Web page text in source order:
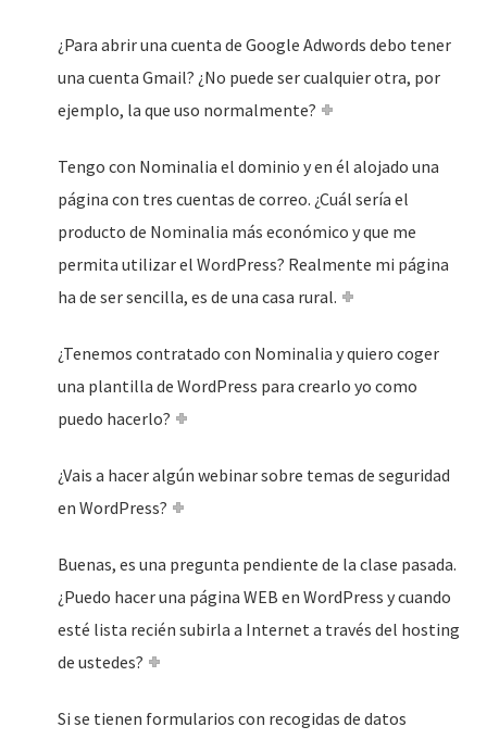
¿Para abrir una cuenta de Google Adwords debo tener
una cuenta Gmail? ¿No puede ser cualquier otra, por
ejemplo, la que uso normalmente?
Tengo con Nominalia el dominio y en él alojado una
página con tres cuentas de correo. ¿Cuál sería el
producto de Nominalia más económico y que me
permita utilizar el WordPress? Realmente mi página
ha de ser sencilla, es de una casa rural.
¿Tenemos contratado con Nominalia y quiero coger
una plantilla de WordPress para crearlo yo como
puedo hacerlo?
¿Vais a hacer algún webinar sobre temas de seguridad
en WordPress?
Buenas, es una pregunta pendiente de la clase pasada.
¿Puedo hacer una página WEB en WordPress y cuando
esté lista recién subirla a Internet a través del hosting
de ustedes?
Si se tienen formularios con recogidas de datos